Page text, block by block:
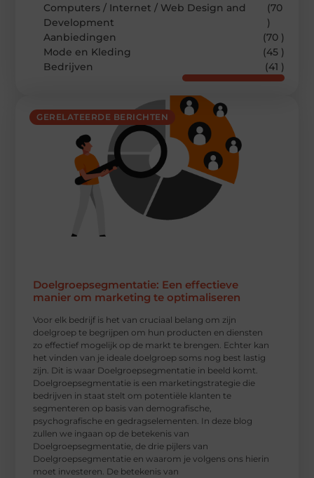
GERELATEERDE BERICHTEN
Doelgroepsegmentatie: Een effectieve
manier om marketing te optimaliseren
Voor elk bedrijf is het van cruciaal belang om zijn
doelgroep te begrijpen om hun producten en diensten
zo effectief mogelijk op de markt te brengen. Echter kan
het vinden van je ideale doelgroep soms nog best lastig
zijn. Dit is waar Doelgroepsegmentatie in beeld komt.
Doelgroepsegmentatie is een marketingstrategie die
bedrijven in staat stelt om potentiële klanten te
segmenteren op basis van demografische,
psychografische en gedragselementen. In deze blog
zullen we ingaan op de betekenis van
Doelgroepsegmentatie, de drie pijlers van
Doelgroepsegmentatie en waarom je volgens ons hierin
moet investeren. De betekenis van
Computers / Internet / Web Design and
Development
(70
)
Aanbiedingen
(70 )
Mode en Kleding
(45 )
Bedrijven
(41 )